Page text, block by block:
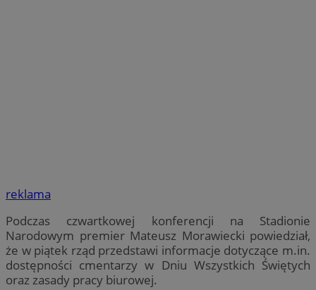
reklama
Podczas czwartkowej konferencji na Stadionie
Narodowym premier Mateusz Morawiecki powiedział,
że w piątek rząd przedstawi informacje dotyczące m.in.
dostępności cmentarzy w Dniu Wszystkich Świętych
oraz zasady pracy biurowej.